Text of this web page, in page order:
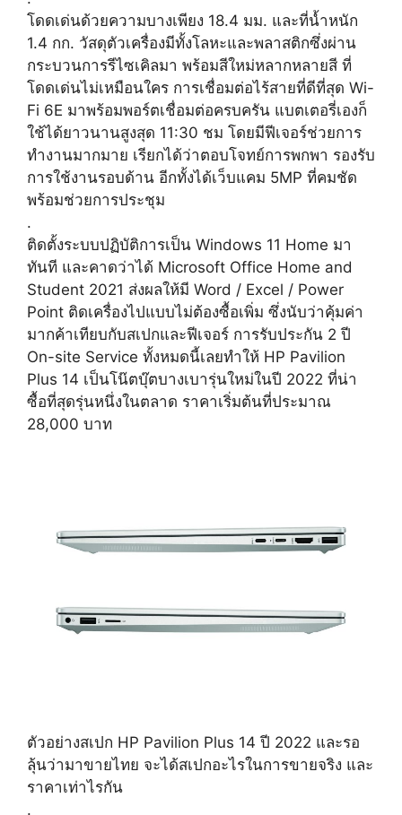
โดดเด่นด้วยความบางเพียง 18.4 มม. และที่น้ำหนัก
1.4 กก. วัสดุตัวเครื่องมีทั้งโลหะและพลาสติกซึ่งผ่าน
กระบวนการรีไซเคิลมา พร้อมสีใหม่หลากหลายสี ที่
โดดเด่นไม่เหมือนใคร การเชื่อมต่อไร้สายที่ดีที่สุด Wi-
Fi 6E มาพร้อมพอร์ตเชื่อมต่อครบครัน แบตเตอรี่เองก็
ใช้ได้ยาวนานสูงสุด 11:30 ชม โดยมีฟีเจอร์ช่วยการ
ทำงานมากมาย เรียกได้ว่าตอบโจทย์การพกพา รองรับ
การใช้งานรอบด้าน อีกทั้งได้เว็บแคม 5MP ที่คมชัด
พร้อมช่วยการประชุม
.
ติดตั้งระบบปฏิบัติการเป็น Windows 11 Home มา
ทันที และคาดว่าได้ Microsoft Office Home and
Student 2021 ส่งผลให้มี Word / Excel / Power
Point ติดเครื่องไปแบบไม่ต้องซื้อเพิ่ม ซึ่งนับว่าคุ้มค่า
มากค้าเทียบกับสเปกและฟีเจอร์ การรับประกัน 2 ปี
On-site Service ทั้งหมดนี้เลยทำให้ HP Pavilion
Plus 14 เป็นโน๊ตบุ๊ตบางเบารุ่นใหม่ในปี 2022 ที่น่า
ซื้อที่สุดรุ่นหนึ่งในตลาด ราคาเริ่มต้นที่ประมาณ
28,000 บาท
ตัวอย่างสเปก HP Pavilion Plus 14 ปี 2022 และรอ
ลุ้นว่ามาขายไทย จะได้สเปกอะไรในการขายจริง และ
ราคาเท่าไรกัน
.